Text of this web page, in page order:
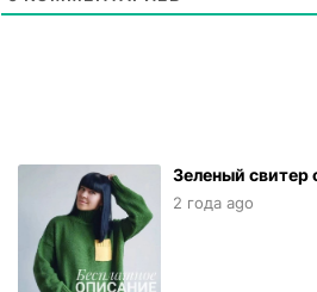
Зеленый свитер
2 года ago